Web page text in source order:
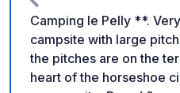
Camping le Pelly **.
campsite with large
the pitches are on the
heart of the horseshoe